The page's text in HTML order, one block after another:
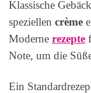
Klassische
speziellen crème
Moderne rezepte
Note, um die
Ein